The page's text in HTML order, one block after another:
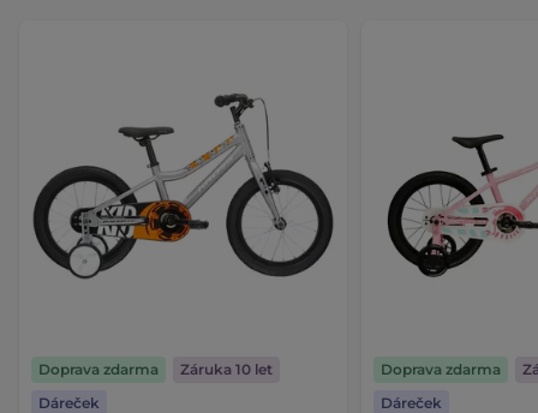
Doprava zdarma
Záruka 10 let
Dáreček
Doprava zdarma
Dáreček